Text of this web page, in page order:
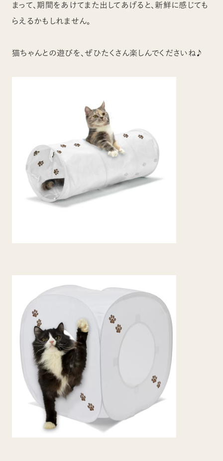
まって、期間をあけてまた出してあげると、新鮮に感じても
らえるかもしれません。
猫ちゃんとの遊びを、ぜひたくさん楽しんでくださいね♪